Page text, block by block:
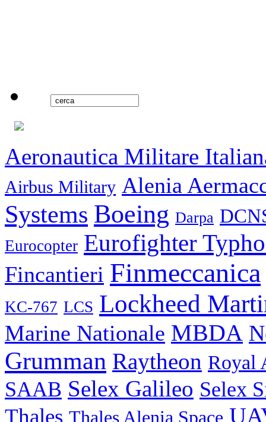
Aeronautica Militare
Airbus Military Alenia
Systems Boeing Darpa
Eurocopter Eurofighter
Fincantieri Finmeccanica
KC-767 LCS Lockheed
Marine Nationale MBDA
Grumman Raytheon Royal
SAAB Selex Galileo Selex
Thales Thales Alenia Space